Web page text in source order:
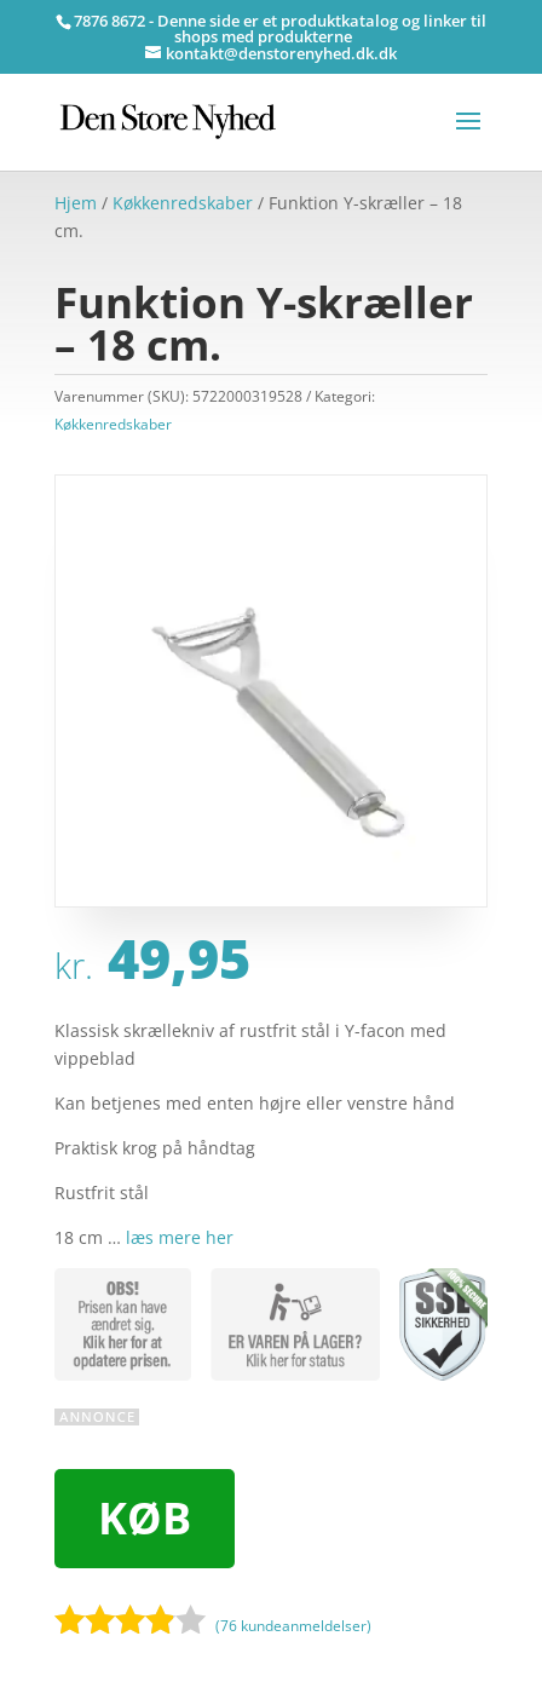
7876 8672 - Denne side er et produktkatalog og linker til
shops med produkterne
kontakt@denstorenyhed.dk.dk
Hjem / Køkkenredskaber/ Funktion Y-skræller – 18
cm.
Funktion Y-skræller
– 18 cm.
Varenummer (SKU): 5722000319528
Kategori:
Køkkenredskaber
kr. 49,95
Klassisk skrællekniv af rustfrit stål i Y-facon med
vippeblad
Kan betjenes med enten højre eller venstre hånd
Praktisk krog på håndtag
Rustfrit stål
18 cm … læs mere her
KØB
(76 kundeanmeldelser)